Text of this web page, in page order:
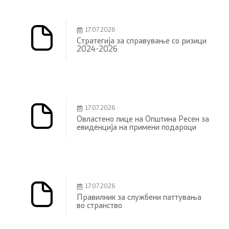
17.07.2026
Стратегија за справување со ризици
2024-2026
17.07.2026
Овластено лице на Општина Ресен за
евиденција на примени подароци
17.07.2026
Правилник за службени паттувања
во странство